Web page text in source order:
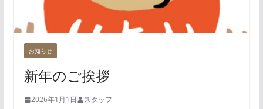
お知らせ
新年のご挨拶
2026年1月1日 スタッフ